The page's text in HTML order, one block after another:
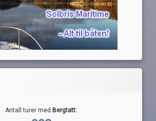
Antall turer med Bergtatt: